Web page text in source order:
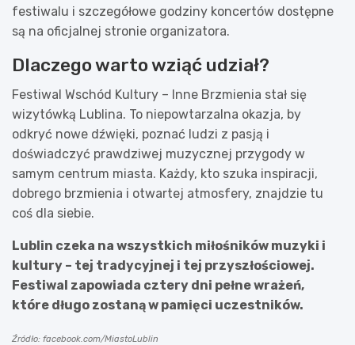
festiwalu i szczegółowe godziny koncertów dostępne
są na oficjalnej stronie organizatora.
Dlaczego warto wziąć udział?
Festiwal Wschód Kultury – Inne Brzmienia stał się
wizytówką Lublina. To niepowtarzalna okazja, by
odkryć nowe dźwięki, poznać ludzi z pasją i
doświadczyć prawdziwej muzycznej przygody w
samym centrum miasta. Każdy, kto szuka inspiracji,
dobrego brzmienia i otwartej atmosfery, znajdzie tu
coś dla siebie.
Lublin czeka na wszystkich miłośników muzyki i
kultury – tej tradycyjnej i tej przyszłościowej.
Festiwal zapowiada cztery dni pełne wrażeń,
które długo zostaną w pamięci uczestników.
Źródło: facebook.com/MiastoLublin